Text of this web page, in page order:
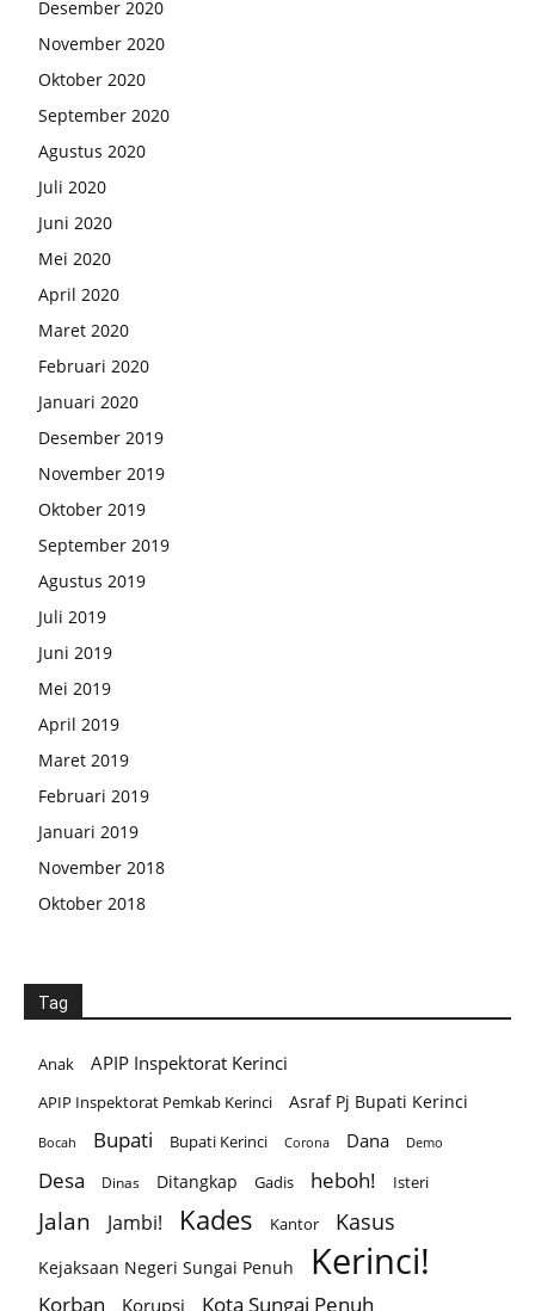
Desember 2020
November 2020
Oktober 2020
September 2020
Agustus 2020
Juli 2020
Juni 2020
Mei 2020
April 2020
Maret 2020
Februari 2020
Januari 2020
Desember 2019
November 2019
Oktober 2019
September 2019
Agustus 2019
Juli 2019
Juni 2019
Mei 2019
April 2019
Maret 2019
Februari 2019
Januari 2019
November 2018
Oktober 2018
Tag
Anak APIP Inspektorat Kerinci
APIP Inspektorat Pemkab Kerinci Asraf Pj Bupati Kerinci
Bocah Bupati Bupati Kerinci Corona Dana Demo
Desa Dinas Ditangkap Gadis heboh! Isteri
Jalan Jambi! Kades Kantor Kasus
Kejaksaan Negeri Sungai Penuh Kerinci!
Korban Korupsi Kota Sungai Penuh